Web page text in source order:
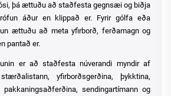
þá ættuðu að staðfesta gegnsæi og biðja
áður en klippað er. Fyrir gólfa eða
ættuðu að meta yfirborð, ferðamagn og
pantað er.
er að staðfesta núverandi myndir af
yfirborðsgerðina, þykktina,
sendingartímann og